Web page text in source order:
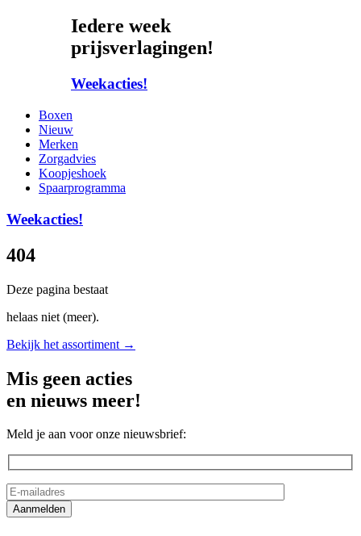
Iedere week
prijsverlagingen!
Weekacties!
Boxen
Nieuw
Merken
Zorgadvies
Koopjeshoek
Spaarprogramma
Weekacties!
404
Deze pagina bestaat
helaas niet (meer).
Bekijk het assortiment →
Mis geen acties
en nieuws meer!
Meld je aan voor onze nieuwsbrief: